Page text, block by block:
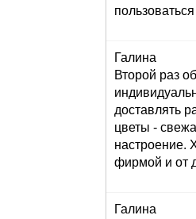
Галина
Второй раз
доставлять
цветы -
настроение.
фирмой и от
Галина